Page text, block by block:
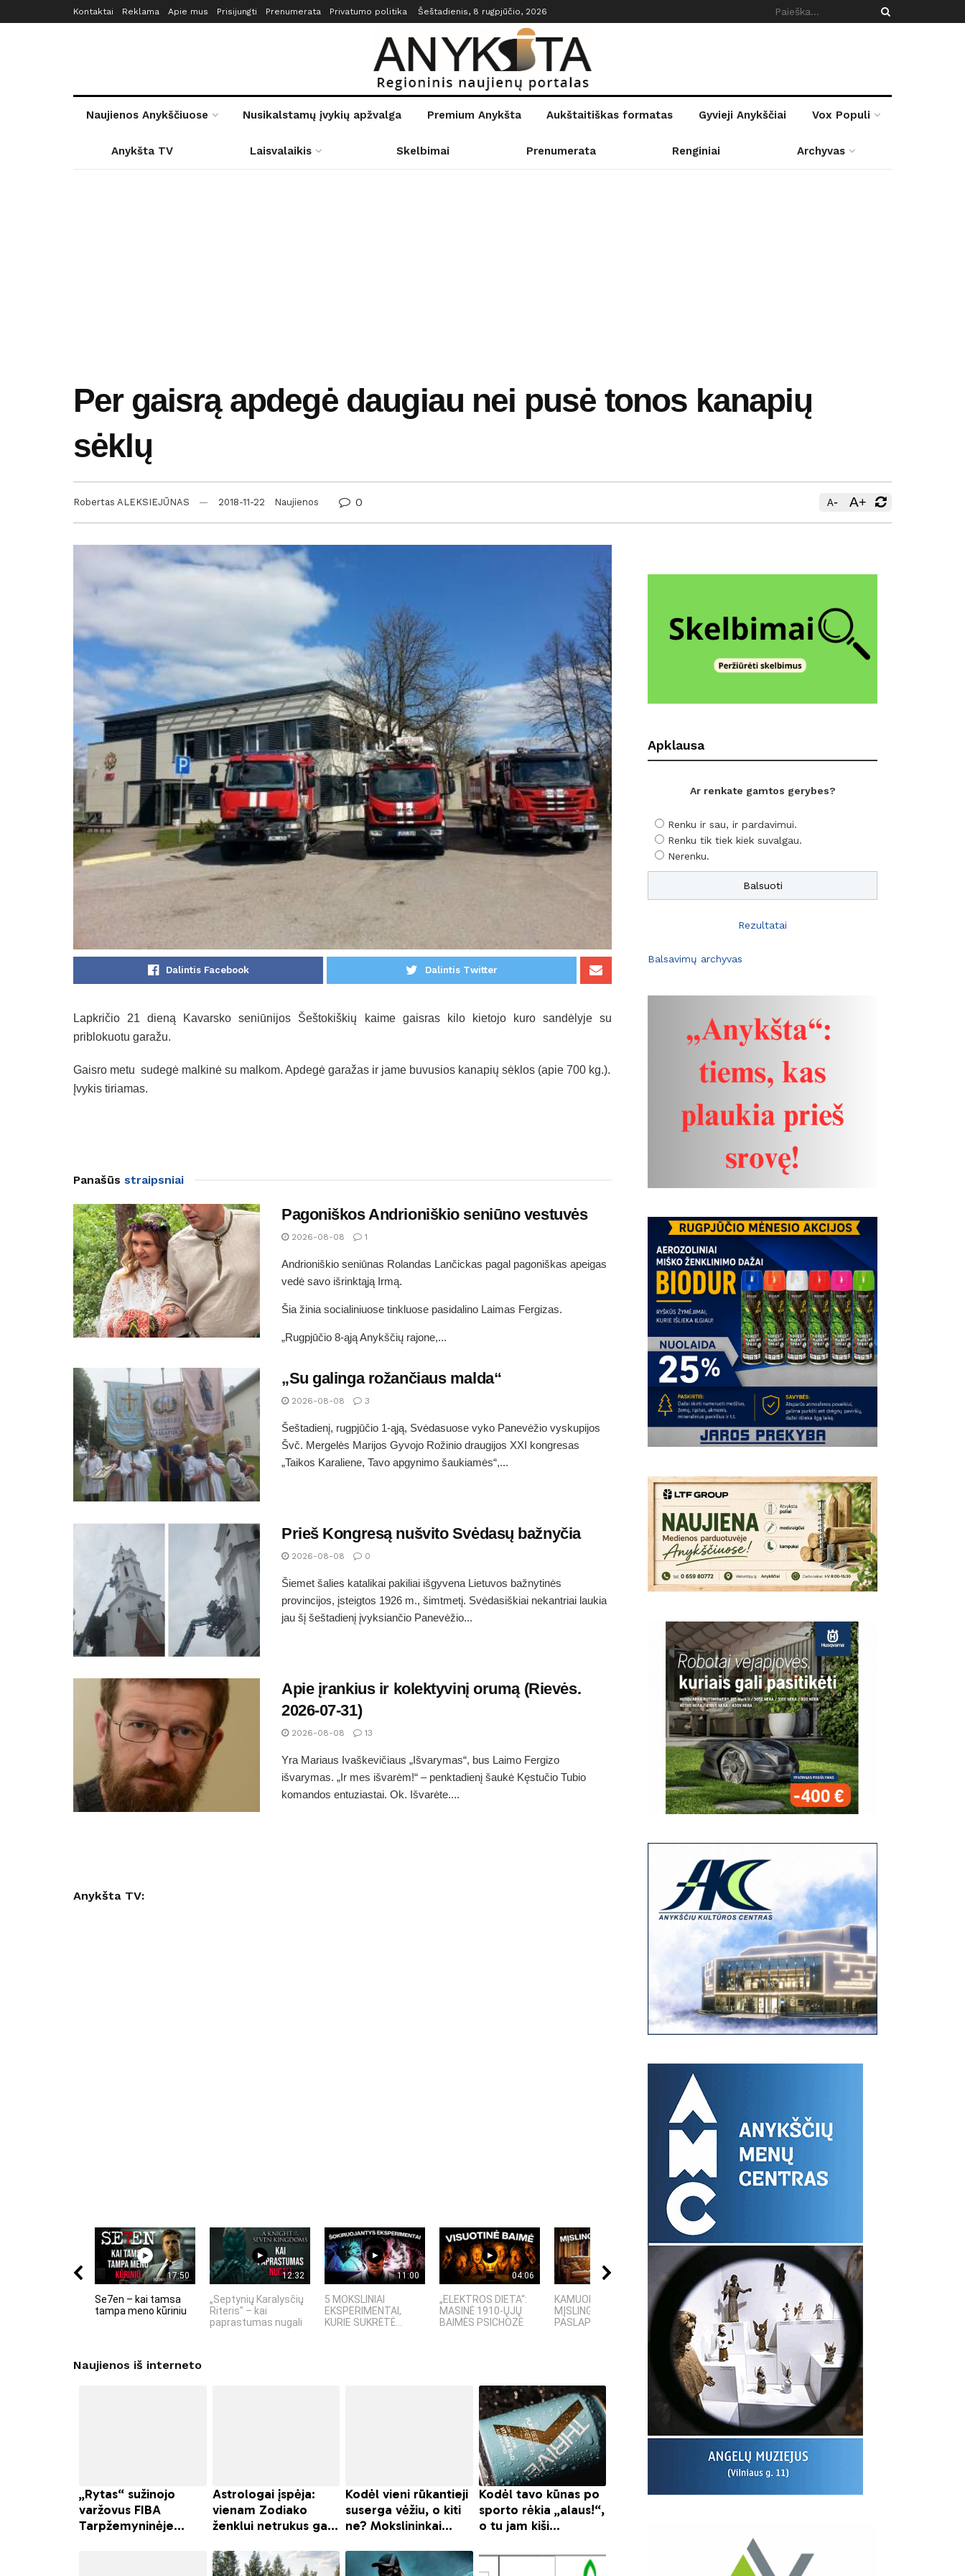
Kontaktai Reklama Apie mus Prisijungti Prenumerata Privatumo politika Šeštadienis, 8 rugpjūčio, 2026
Naujienos Anykščiuose Nusikalstamų įvykių apžvalga Premium Anykšta Aukštaitiškas formatas Gyvieji Anykščiai Vox Populi
Anykšta TV Laisvalaikis Skelbimai Prenumerata Renginiai Archyvas
Per gaisrą apdegė daugiau nei pusė tonos kanapių
sėklų
Robertas ALEKSIEJŪNAS 2018-11-22 Naujienos 0 A- A+
Dalintis Facebook Dalintis Twitter
Lapkričio 21 dieną Kavarsko seniūnijos Šeštokiškių kaime gaisras kilo kietojo kuro sandėlyje su
priblokuotu garažu.
Gaisro metu sudegė malkinė su malkom. Apdegė garažas ir jame buvusios kanapių sėklos (apie 700 kg.).
Įvykis tiriamas.
Panašūs straipsniai
Pagoniškos Andrioniškio seniūno vestuvės
2026-08-08 1
Andrioniškio seniūnas Rolandas Lančickas pagal pagoniškas apeigas
vedė savo išrinktąją Irmą.
Šia žinia socialiniuose tinkluose pasidalino Laimas Fergizas.
„Rugpjūčio 8-ąją Anykščių rajone,...
„Su galinga rožančiaus malda“
2026-08-08 3
Šeštadienį, rugpjūčio 1-ąją, Svėdasuose vyko Panevėžio vyskupijos
Švč. Mergelės Marijos Gyvojo Rožinio draugijos XXI kongresas
„Taikos Karaliene, Tavo apgynimo šaukiamės“,...
Prieš Kongresą nušvito Svėdasų bažnyčia
2026-08-08 0
Šiemet šalies katalikai pakiliai išgyvena Lietuvos bažnytinės
provincijos, įsteigtos 1926 m., šimtmetį. Svėdasiškiai nekantriai laukia
jau šį šeštadienį įvyksiančio Panevėžio...
Apie įrankius ir kolektyvinį orumą (Rievės.
2026-07-31)
2026-08-08 13
Yra Mariaus Ivaškevičiaus „Išvarymas“, bus Laimo Fergizo
išvarymas. „Ir mes išvarėm!“ – penktadienį šaukė Kęstučio Tubio
komandos entuziastai. Ok. Išvarėte....
Anykšta TV:
17:50
Se7en – kai tamsa
tampa meno kūriniu
12:32
„Septynių Karalysčių
Riteris" – kai
paprastumas nugali
11:00
5 MOKSLINIAI
EKSPERIMENTAI,
KURIE SUKRĖTĖ...
04:06
„ELEKTROS DIETA“:
MASINĖ 1910-ŲJŲ
BAIMĖS PSICHOZĖ
KAMUOLINIS ŽAIBAS:
MĮSLINGA GAMTOS
PASLAPTIS
Giedriaus Šiukščiaus
atsiliepimas
03:19
Latavėnai: pasaulio
lietuvių vyskupo
tėviškė
Naujienos iš interneto
Apklausa
Ar renkate gamtos gerybes?
Renku ir sau, ir pardavimui.
Renku tik tiek kiek suvalgau.
Nerenku.
Rezultatai
Balsavimų archyvas